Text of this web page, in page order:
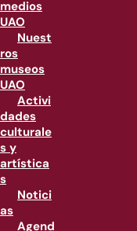
medios
UAO
Nuest
ros
museos
UAO
Activi
dades
culturale
s y
artística
s
Notici
as
Agend